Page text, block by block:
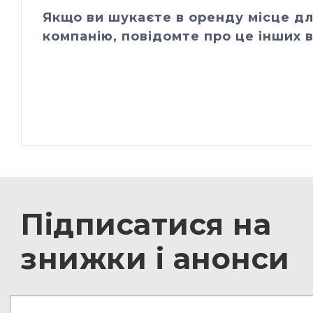
Якщо ви шукаєте в оренду місце
компанію, повідомте про це інших
Підписатися на
знижки і анонси